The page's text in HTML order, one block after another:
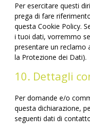
Per esercitare questi
prega di fare
questa Cookie Policy.
i tuoi dati, vorremmo
presentare un reclamo
la Protezione dei Dati).
10. Dettagli
Per domande e/o
questa dichiarazione,
seguenti dati di